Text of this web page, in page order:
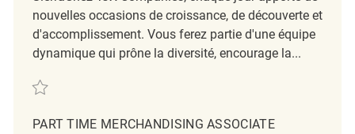
nouvelles occasions de croissance, de découverte et
d'accomplissement. Vous ferez partie d'une équipe
dynamique qui prône la diversité, encourage la...
Sauvegarder Merchandise Coordinator REQ136424
PART TIME MERCHANDISING ASSOCIATE